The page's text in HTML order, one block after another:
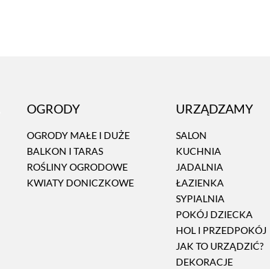
OGRODY
OGRODY MAŁE I DUŻE
BALKON I TARAS
ROŚLINY OGRODOWE
KWIATY DONICZKOWE
URZĄDZAMY
SALON
KUCHNIA
JADALNIA
ŁAZIENKA
SYPIALNIA
POKÓJ DZIECKA
HOL I PRZEDPOKÓJ
JAK TO URZĄDZIĆ?
DEKORACJE